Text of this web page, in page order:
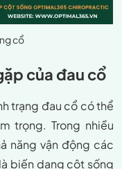
cổ
của đau cổ
trạng đau cổ có thể
trọng. Trong nhiều
năng vận động các
biến dạng cột sống